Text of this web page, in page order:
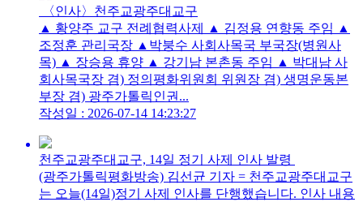
〈인사〉천주교광주대교구
▲ 황양주 교구 전례협력사제 ▲ 김정용 연향동 주임 ▲
조정훈 관리국장 ▲박붕수 사회사목국 부국장(병원사
목) ▲ 장승용 휴양 ▲ 강기남 본촌동 주임 ▲ 박대남 사
회사목국장 겸) 정의평화위원회 위원장 겸) 생명운동본
부장 겸) 광주가톨릭인권...
작성일 : 2026-07-14 14:23:27
천주교광주대교구, 14일 정기 사제 인사 발령
(광주가톨릭평화방송) 김선균 기자 = 천주교광주대교구
는 오늘(14일)정기 사제 인사를 단행했습니다. 인사 내용